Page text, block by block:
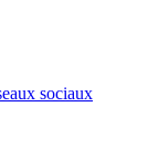
sociaux